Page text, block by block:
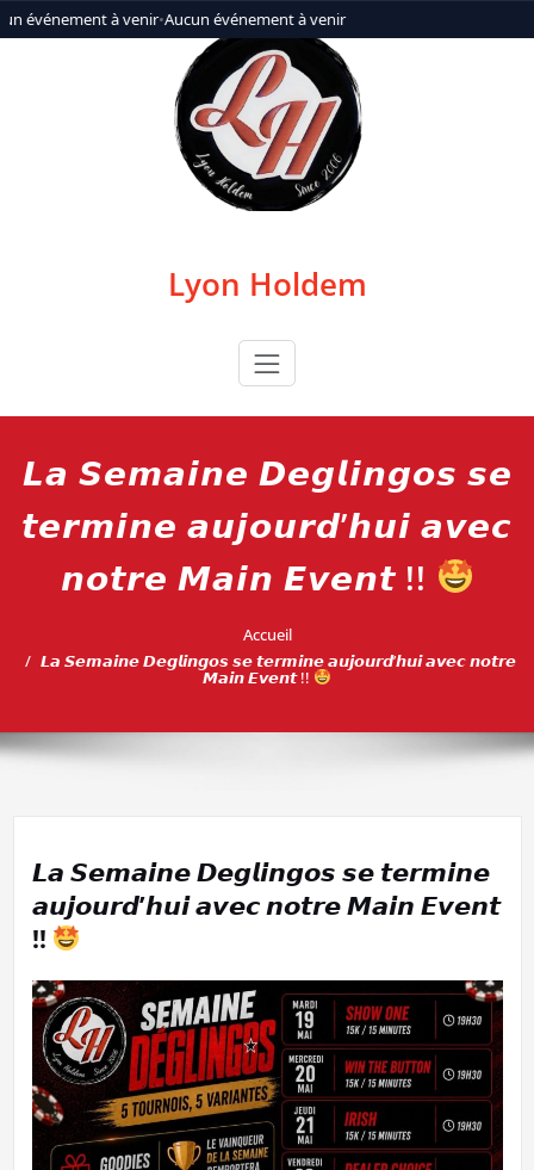
événement à venir•Aucun événement à venir
Aller
au
Lyon Holdem
𝙇𝙖 𝙎𝙚𝙢𝙖𝙞𝙣𝙚 𝘿𝙚𝙜𝙡𝙞𝙣𝙜𝙤𝙨 𝙨𝙚
𝙩𝙚𝙧𝙢𝙞𝙣𝙚 𝙖𝙪𝙟𝙤𝙪𝙧𝙙’𝙝𝙪𝙞 𝙖𝙫𝙚𝙘
𝙣𝙤𝙩𝙧𝙚 𝙈𝙖𝙞𝙣 𝙀𝙫𝙚𝙣𝙩 !!
Accueil
𝙇𝙖 𝙎𝙚𝙢𝙖𝙞𝙣𝙚 𝘿𝙚𝙜𝙡𝙞𝙣𝙜𝙤𝙨 𝙨𝙚 𝙩𝙚𝙧𝙢𝙞𝙣𝙚 𝙖𝙪𝙟𝙤𝙪𝙧𝙙’𝙝𝙪𝙞 𝙖𝙫𝙚𝙘 𝙣𝙤𝙩𝙧𝙚
𝙈𝙖𝙞𝙣 𝙀𝙫𝙚𝙣𝙩 !!
𝙇𝙖 𝙎𝙚𝙢𝙖𝙞𝙣𝙚 𝘿𝙚𝙜𝙡𝙞𝙣𝙜𝙤𝙨 𝙨𝙚 𝙩𝙚𝙧𝙢𝙞𝙣𝙚
𝙖𝙪𝙟𝙤𝙪𝙧𝙙’𝙝𝙪𝙞 𝙖𝙫𝙚𝙘 𝙣𝙤𝙩𝙧𝙚 𝙈𝙖𝙞𝙣 𝙀𝙫𝙚𝙣𝙩
!!